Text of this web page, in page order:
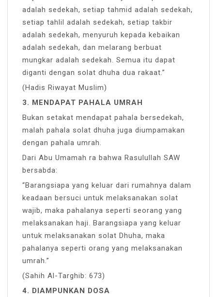
adalah sedekah, setiap tahmid adalah sedekah,
setiap tahlil adalah sedekah, setiap takbir
adalah sedekah, menyuruh kepada kebaikan
adalah sedekah, dan melarang berbuat
mungkar adalah sedekah. Semua itu dapat
diganti dengan solat dhuha dua rakaat.”
(Hadis Riwayat Muslim)
3. MENDAPAT PAHALA UMRAH
Bukan setakat mendapat pahala bersedekah,
malah pahala solat dhuha juga diumpamakan
dengan pahala umrah.
Dari Abu Umamah ra bahwa Rasulullah SAW
bersabda:
“Barangsiapa yang keluar dari rumahnya dalam
keadaan bersuci untuk melaksanakan solat
wajib, maka pahalanya seperti seorang yang
melaksanakan haji. Barangsiapa yang keluar
untuk melaksanakan solat Dhuha, maka
pahalanya seperti orang yang melaksanakan
umrah.”
(Sahih Al-Targhib: 673)
4. DIAMPUNKAN DOSA